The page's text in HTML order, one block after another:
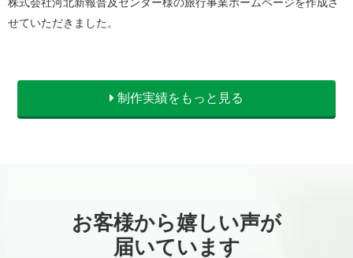
せていただきました。
制作実績をもっと見る
お客様から嬉しい声が
届いています